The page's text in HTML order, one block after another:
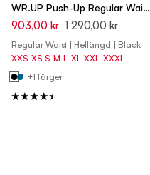
WR.UP Push-Up Regular Waist
Skinny Pants - Black
903,00 kr 1 290,00 kr
Regular Waist | Hellängd | Black
XXS XS S M L XL XXL XXXL
+1 färger